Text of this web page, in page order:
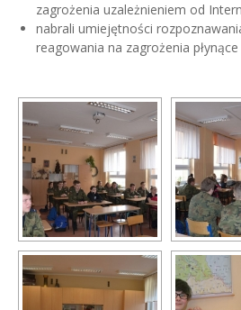
zagrożenia uzależnieniem od
nabrali umiejętności
reagowania na zagrożenia płynące